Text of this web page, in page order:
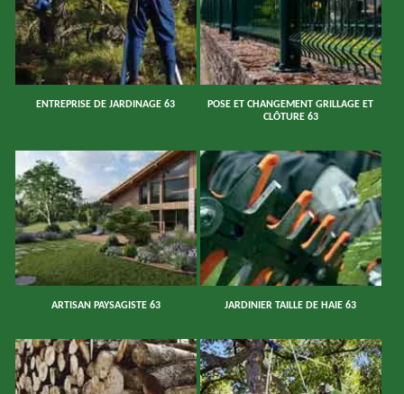
ENTREPRISE DE JARDINAGE 63
POSE ET CHANGEMENT GRILLAGE ET
CLÔTURE 63
ARTISAN PAYSAGISTE 63 JARDINIER TAILLE DE HAIE 63